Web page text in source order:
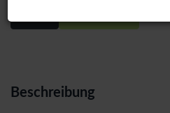
Beschreibung